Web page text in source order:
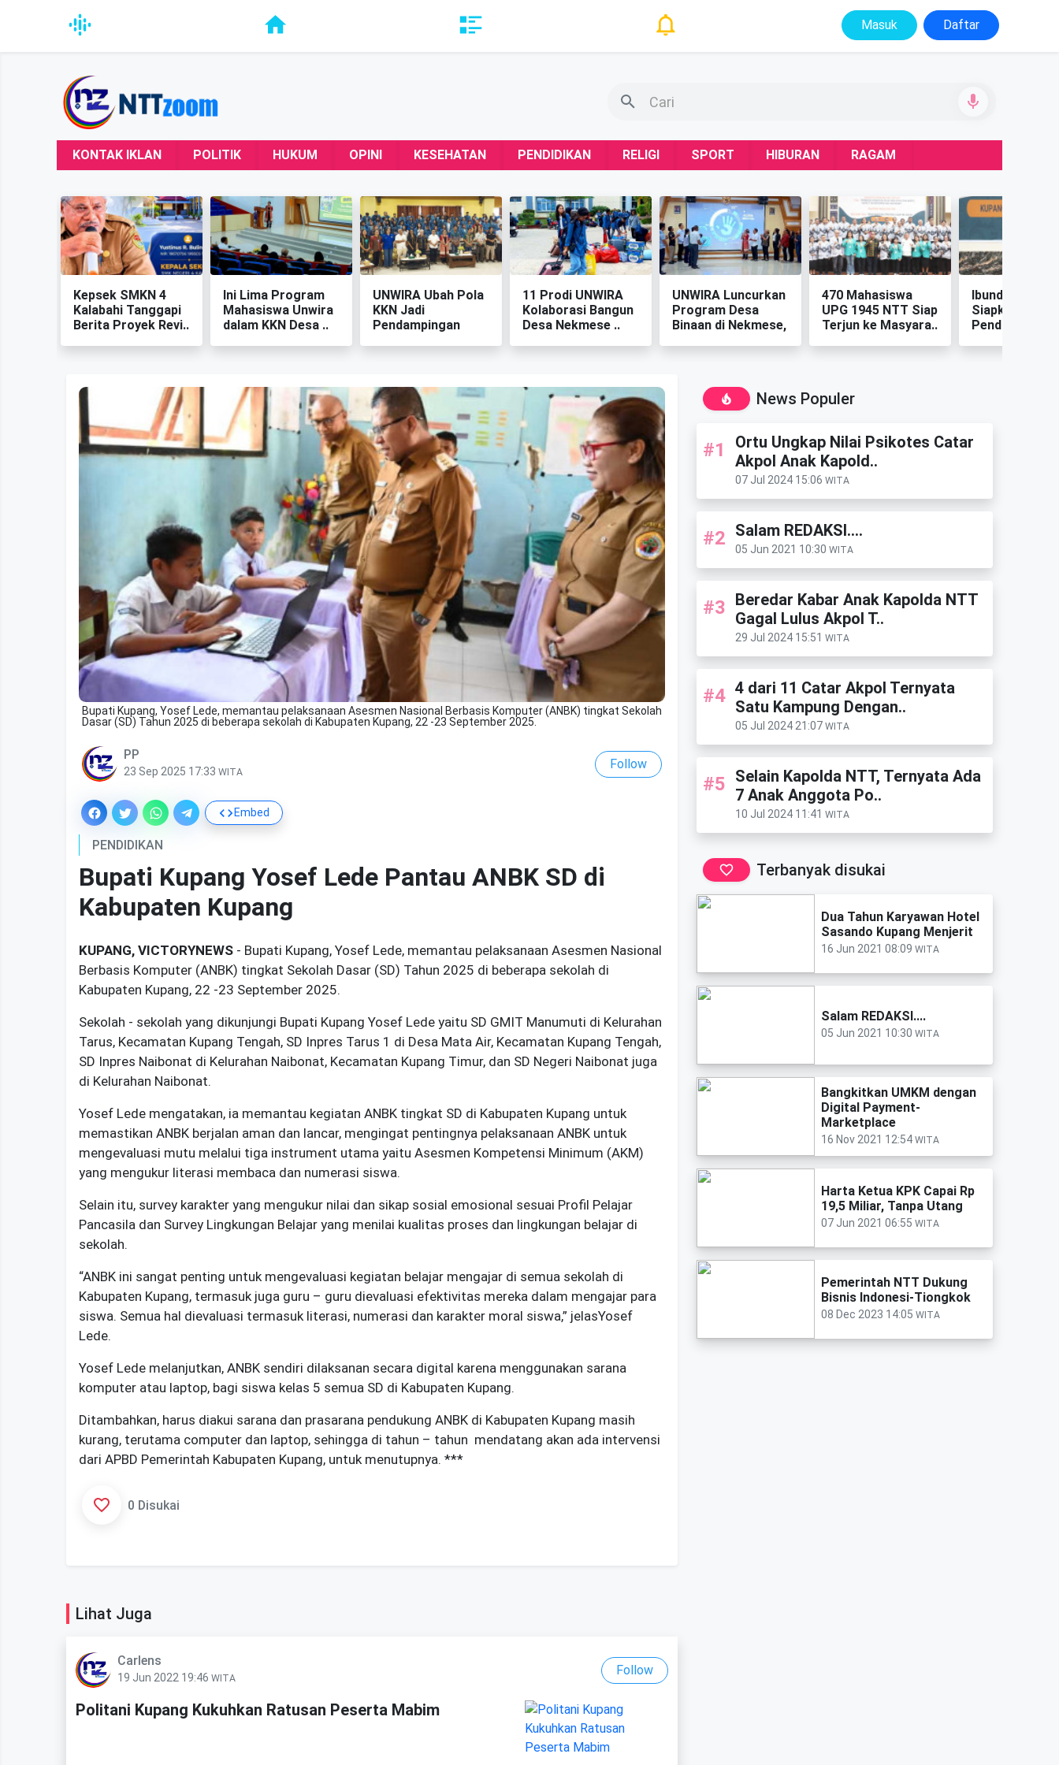
Masuk Daftar
KONTAK IKLAN POLITIK HUKUM OPINI KESEHATAN PENDIDIKAN RELIGI SPORT HIBURAN RAGAM
Kepsek SMKN 4
Kalabahi Tanggapi
Berita Proyek Revi..
‎Ini Lima Program
Mahasiswa Unwira
dalam KKN Desa ..
‎UNWIRA Ubah Pola
KKN Jadi
Pendampingan
‎11 Prodi UNWIRA
Kolaborasi Bangun
Desa Nekmese ‎..
‎UNWIRA Luncurkan
Program Desa
Binaan di Nekmese,
‎470 Mahasiswa
UPG 1945 NTT Siap
Terjun ke Masyara..
‎Ibunda Guru
Siapkan Pokja
Pendidikan
Bupati Kupang, Yosef Lede, memantau pelaksanaan Asesmen Nasional Berbasis Komputer (ANBK) tingkat Sekolah
Dasar (SD) Tahun 2025 di beberapa sekolah di Kabupaten Kupang, 22 -23 September 2025.
PP
23 Sep 2025 17:33 WITA
Follow
Embed
PENDIDIKAN
Bupati Kupang Yosef Lede Pantau ANBK SD di
Kabupaten Kupang
KUPANG, VICTORYNEWS - Bupati Kupang, Yosef Lede, memantau pelaksanaan Asesmen Nasional
Berbasis Komputer (ANBK) tingkat Sekolah Dasar (SD) Tahun 2025 di beberapa sekolah di
Kabupaten Kupang, 22 -23 September 2025.
Sekolah - sekolah yang dikunjungi Bupati Kupang Yosef Lede yaitu SD GMIT Manumuti di Kelurahan
Tarus, Kecamatan Kupang Tengah, SD Inpres Tarus 1 di Desa Mata Air, Kecamatan Kupang Tengah,
SD Inpres Naibonat di Kelurahan Naibonat, Kecamatan Kupang Timur, dan SD Negeri Naibonat juga
di Kelurahan Naibonat.
Yosef Lede mengatakan, ia memantau kegiatan ANBK tingkat SD di Kabupaten Kupang untuk
memastikan ANBK berjalan aman dan lancar, mengingat pentingnya pelaksanaan ANBK untuk
mengevaluasi mutu melalui tiga instrument utama yaitu Asesmen Kompetensi Minimum (AKM)
yang mengukur literasi membaca dan numerasi siswa.
Selain itu, survey karakter yang mengukur nilai dan sikap sosial emosional sesuai Profil Pelajar
Pancasila dan Survey Lingkungan Belajar yang menilai kualitas proses dan lingkungan belajar di
sekolah.
“ANBK ini sangat penting untuk mengevaluasi kegiatan belajar mengajar di semua sekolah di
Kabupaten Kupang, termasuk juga guru – guru dievaluasi efektivitas mereka dalam mengajar para
siswa. Semua hal dievaluasi termasuk literasi, numerasi dan karakter moral siswa,” jelasYosef
Lede.
Yosef Lede melanjutkan, ANBK sendiri dilaksanan secara digital karena menggunakan sarana
komputer atau laptop, bagi siswa kelas 5 semua SD di Kabupaten Kupang.
Ditambahkan, harus diakui sarana dan prasarana pendukung ANBK di Kabupaten Kupang masih
kurang, terutama computer dan laptop, sehingga di tahun – tahun mendatang akan ada intervensi
dari APBD Pemerintah Kabupaten Kupang, untuk menutupnya. ***
0 Disukai
Lihat Juga
Carlens
19 Jun 2022 19:46 WITA
Follow
Politani Kupang Kukuhkan Ratusan Peserta Mabim
News Populer
#1
Ortu Ungkap Nilai Psikotes Catar
Akpol Anak Kapold..
07 Jul 2024 15:06 WITA
#2 Salam REDAKSI....
05 Jun 2021 10:30 WITA
#3 Beredar Kabar Anak Kapolda NTT
Gagal Lulus Akpol T..
29 Jul 2024 15:51 WITA
#4 4 dari 11 Catar Akpol Ternyata
Satu Kampung Dengan..
05 Jul 2024 21:07 WITA
#5 Selain Kapolda NTT, Ternyata Ada
7 Anak Anggota Po..
10 Jul 2024 11:41 WITA
Terbanyak disukai
Dua Tahun Karyawan Hotel
Sasando Kupang Menjerit
16 Jun 2021 08:09 WITA
Salam REDAKSI....
05 Jun 2021 10:30 WITA
Bangkitkan UMKM dengan
Digital Payment-
Marketplace
16 Nov 2021 12:54 WITA
Harta Ketua KPK Capai Rp
19,5 Miliar, Tanpa Utang
07 Jun 2021 06:55 WITA
Pemerintah NTT Dukung
Bisnis Indonesi-Tiongkok
08 Dec 2023 14:05 WITA